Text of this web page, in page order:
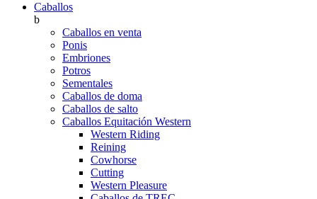
Caballos
b
Caballos en venta
Ponis
Embriones
Potros
Sementales
Caballos de doma
Caballos de salto
Caballos Equitación Western
Western Riding
Reining
Cowhorse
Cutting
Western Pleasure